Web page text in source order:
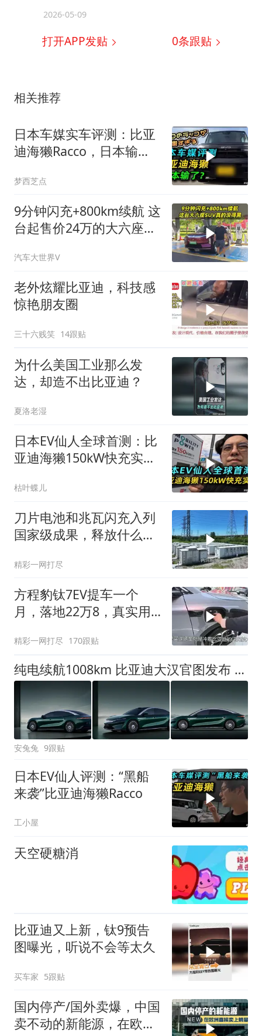
2026-05-09
打开APP发贴 0条跟贴
相关推荐
日本车媒实车评测：比亚
迪海獭Racco，日本输
梦西芝点
9分钟闪充+800km续航 这
台起售价24万的大六座
汽车大世界V
老外炫耀比亚迪，科技感
惊艳朋友圈
三十六贱笑 14跟贴
为什么美国工业那么发
达，却造不出比亚迪？
夏洛老湿
日本EV仙人全球首测：比
亚迪海獭150kW快充实测
枯叶蝶儿
刀片电池和兆瓦闪充入列
国家级成果，释放什么信
精彩一网打尽
方程豹钛7EV提车一个
月，落地22万8，真实用
精彩一网打尽 170跟贴
纯电续航1008km 比亚迪大汉官图发布 8月成都车展亮相
安兔兔 9跟贴
日本EV仙人评测：“黑船
来袭”比亚迪海獭Racco
工小屋
天空硬糖消
比亚迪又上新，钛9预告
图曝光，听说不会等太久
买车家 5跟贴
国内停产/国外卖爆，中国
卖不动的新能源，在欧洲